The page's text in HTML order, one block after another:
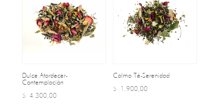
Dulce Atardecer-
Contemplación
$ 4.300,00
Calma Té-Serenidad
$ 1.900,00